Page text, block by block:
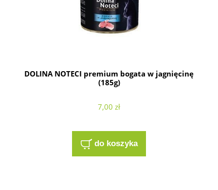
DOLINA NOTECI premium bogata w jagnięcinę
(185g)
7,00 zł
do koszyka